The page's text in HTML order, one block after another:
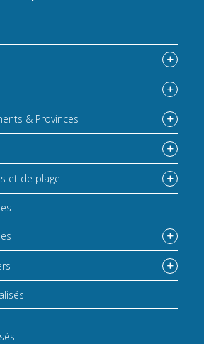
& Provinces
et de plage